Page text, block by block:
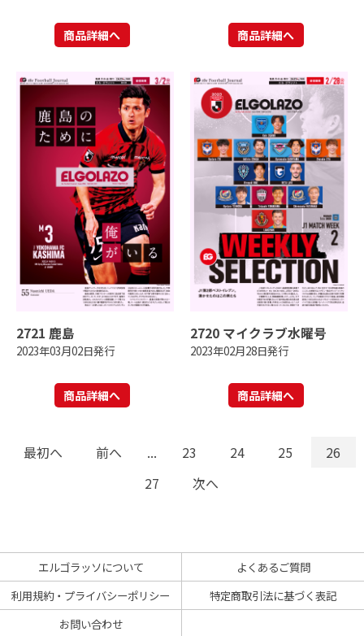
商品詳細へ 商品詳細へ
2721 鹿島
2023年03月02日発行
商品詳細へ
2720 マイクラブ水曜号
2023年02月28日発行
商品詳細へ
最初へ 前へ ... 23 24 25
26
27
次へ
エルゴラッソについて
よくあるご質問
利用規約・プライバシーポリシー
特定商取引法に基づく表記
お問い合わせ